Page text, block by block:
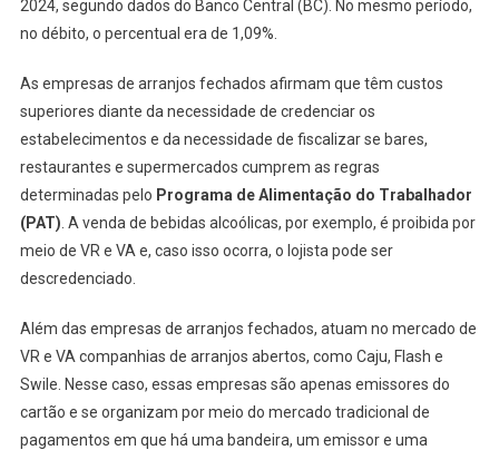
2024, segundo dados do Banco Central (BC). No mesmo período,
no débito, o percentual era de 1,09%.
As empresas de arranjos fechados afirmam que têm custos
superiores diante da necessidade de credenciar os
estabelecimentos e da necessidade de fiscalizar se bares,
restaurantes e supermercados cumprem as regras
determinadas pelo Programa de Alimentação do Trabalhador
(PAT) . A venda de bebidas alcoólicas, por exemplo, é proibida por
meio de VR e VA e, caso isso ocorra, o lojista pode ser
descredenciado.
Além das empresas de arranjos fechados, atuam no mercado de
VR e VA companhias de arranjos abertos, como Caju, Flash e
Swile. Nesse caso, essas empresas são apenas emissores do
cartão e se organizam por meio do mercado tradicional de
pagamentos em que há uma bandeira, um emissor e uma